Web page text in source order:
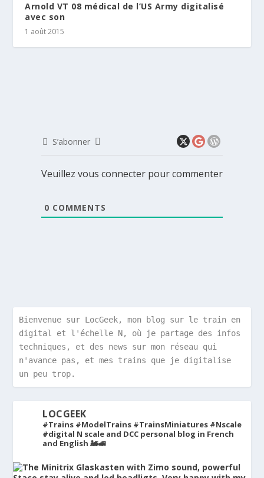
Arnold VT 08 médical de l’US Army digitalisé
avec son
1 août 2015
S’abonner
Veuillez vous connecter pour commenter
0 COMMENTS
Bienvenue sur LocGeek, mon blog sur le train en
digital et l'échelle N, où je partage des infos
techniques, et des news sur mon réseau qui
n'avance pas, et mes trains que je digitalise
un peu trop.
LOCGEEK
#Trains #ModelTrains #TrainsMiniatures #Nscale
#digital N scale and DCC personal blog in French
and English 🚂🚅